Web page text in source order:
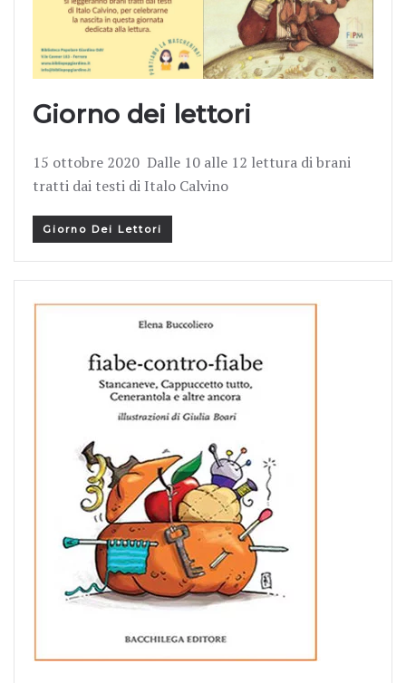
Giorno dei lettori
15 ottobre 2020 Dalle 10 alle 12 lettura di brani
tratti dai testi di Italo Calvino
Giorno Dei Lettori